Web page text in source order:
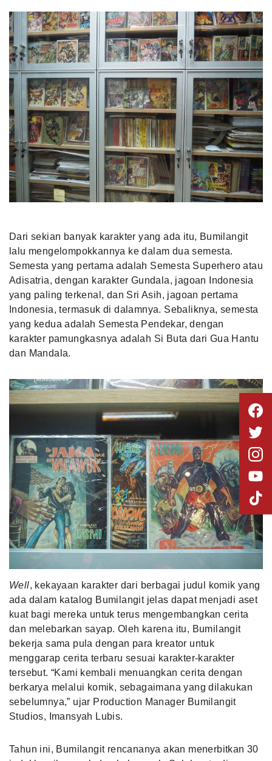
Dari sekian banyak karakter yang ada itu, Bumilangit
lalu mengelompokkannya ke dalam dua semesta.
Semesta yang pertama adalah Semesta Superhero atau
Adisatria, dengan karakter Gundala, jagoan Indonesia
yang paling terkenal, dan Sri Asih, jagoan pertama
Indonesia, termasuk di dalamnya. Sebaliknya, semesta
yang kedua adalah Semesta Pendekar, dengan
karakter pamungkasnya adalah Si Buta dari Gua Hantu
dan Mandala.
Well, kekayaan karakter dari berbagai judul komik yang
ada dalam katalog Bumilangit jelas dapat menjadi aset
kuat bagi mereka untuk terus mengembangkan cerita
dan melebarkan sayap. Oleh karena itu, Bumilangit
bekerja sama pula dengan para kreator untuk
menggarap cerita terbaru sesuai karakter-karakter
tersebut. “Kami kembali menuangkan cerita dengan
berkarya melalui komik, sebagaimana yang dilakukan
sebelumnya,” ujar Production Manager Bumilangit
Studios, Imansyah Lubis.
Tahun ini, Bumilangit rencananya akan menerbitkan 30